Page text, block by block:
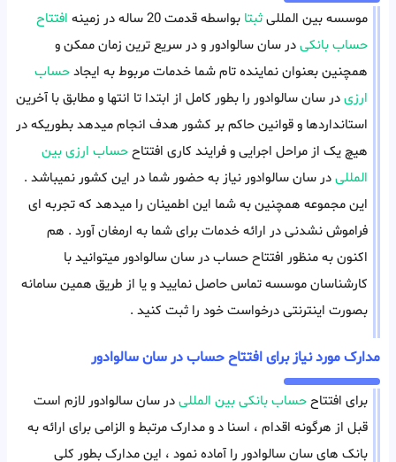
موسسه بین المللیثبتا بواسطه قدمت 20 ساله در زمینه
افتتاح
حساب بانکیدر سان سالوادور و در سریع ترین زمان ممکن و
همچنین بعنوان نماینده تام شما خدمات مربوط به ایجادحساب
ارزیدر سان سالوادور را بطور کامل از ابتدا تا انتها و مطابق با آخرین
استانداردها و قوانین حاکم بر کشور هدف انجام میدهد بطوریکه در
هیچ یک از مراحل اجرایی و فرایند کاری افتتاححساب ارزی بین
المللیدر سان سالوادور نیاز به حضور شما در این کشور نمیباشد .
این مجموعه همچنین به شما این اطمینان را میدهد که تجربه ای
فراموش نشدنی در ارائه خدمات برای شما به ارمغان آورد . هم
اکنون به منظور افتتاح حساب در سان سالوادور میتوانید با
کارشناسان موسسه تماس حاصل نمایید و یا از طریق همین سامانه
بصورت اینترنتی درخواست خود را ثبت کنید .
مدارک مورد نیاز برای افتتاح حساب در سان سالوادور
برای افتتاححساب بانکی بین المللیدر سان سالوادور لازم است
قبل از هرگونه اقدام ، اسنا د و مدارک مرتبط و الزامی برای ارائه به
بانک های سان سالوادور را آماده نمود ، این مدارک بطور کلی